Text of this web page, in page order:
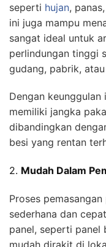
seperti hujan,
ini juga mampu
sangat ideal untuk
perlindungan tinggi
gudang, pabrik,
Dengan
memiliki jangka
dibandingkan
besi yang rentan
2. Mudah Dalam
Proses
sederhana dan
panel, seperti panel